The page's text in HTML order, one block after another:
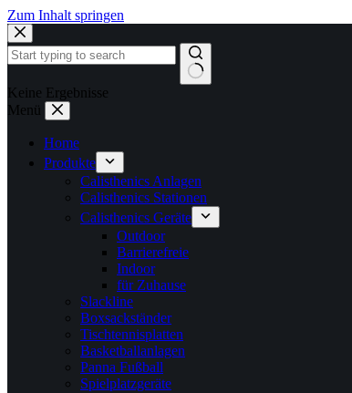
Zum Inhalt springen
Keine Ergebnisse
Menü
Home
Produkte
Calisthenics Anlagen
Calisthenics Stationen
Calisthenics Geräte
Outdoor
Barrierefreie
Indoor
für Zuhause
Slackline
Boxsackständer
Tischtennisplatten
Basketballanlagen
Panna Fußball
Spielplatzgeräte